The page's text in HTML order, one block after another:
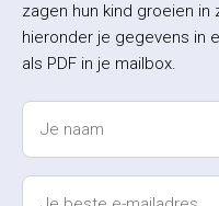
zagen hun kind groeien
hieronder je gegevens in
als PDF in je mailbox.